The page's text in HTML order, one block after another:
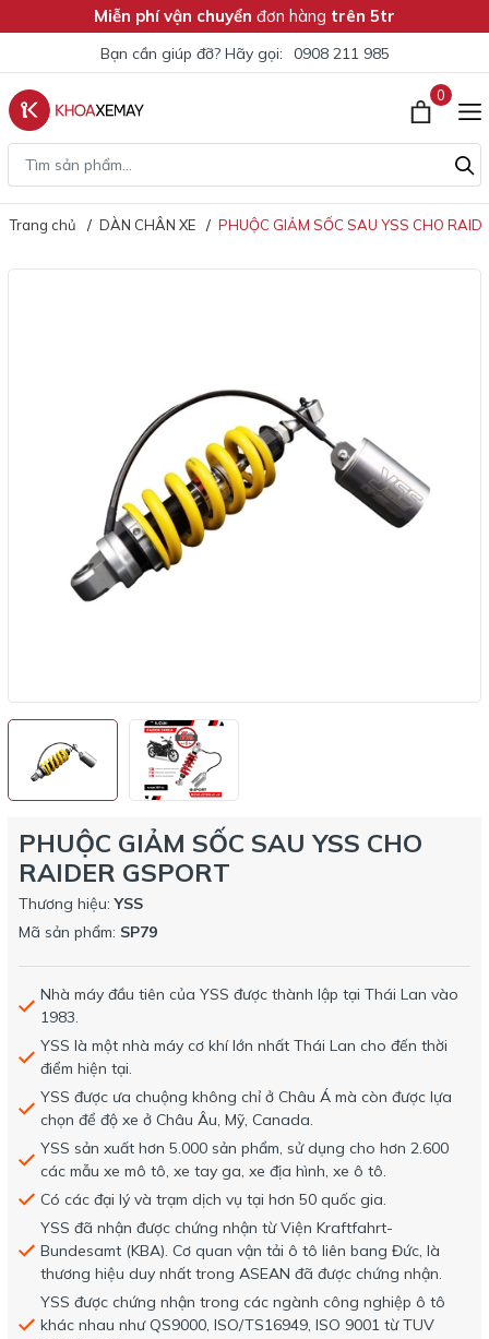
Miễn phí vận chuyển đơn hàng trên 5tr
Bạn cần giúp đỡ? Hãy gọi: 0908 211 985
0
Trang chủ DÀN CHÂN XE PHUỘC GIẢM SỐC SAU YSS CHO
PHUỘC GIẢM SỐC SAU YSS CHO
RAIDER GSPORT
Thương hiệu:YSS
Mã sản phẩm: SP79
Nhà máy đầu tiên của YSS được thành lập tại Thái Lan vào
1983.
YSS là một nhà máy cơ khí lớn nhất Thái Lan cho đến thời
điểm hiện tại.
YSS được ưa chuộng không chỉ ở Châu Á mà còn được lựa
chọn để độ xe ở Châu Âu, Mỹ, Canada.
YSS sản xuất hơn 5.000 sản phẩm, sử dụng cho hơn 2.600
các mẫu xe mô tô, xe tay ga, xe địa hình, xe ô tô.
Có các đại lý và trạm dịch vụ tại hơn 50 quốc gia.
YSS đã nhận được chứng nhận từ Viện Kraftfahrt-
Bundesamt (KBA). Cơ quan vận tải ô tô liên bang Đức, là
thương hiệu duy nhất trong ASEAN đã được chứng nhận.
YSS được chứng nhận trong các ngành công nghiệp ô tô
khác nhau như QS9000, ISO/TS16949, ISO 9001 từ TUV